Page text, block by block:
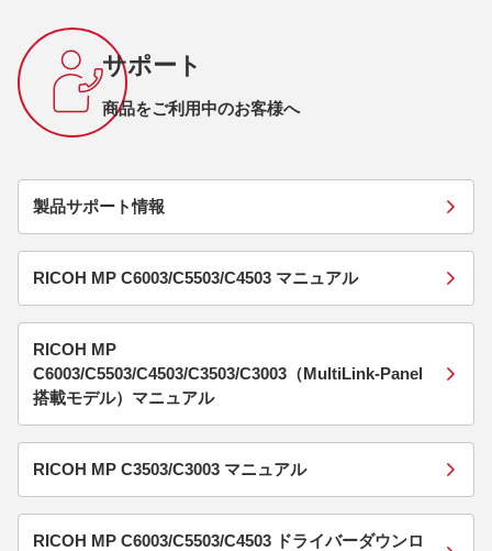
サポート
商品をご利用中のお客様へ
製品サポート情報
RICOH MP C6003/C5503/C4503 マニュアル
RICOH MP
C6003/C5503/C4503/C3503/C3003（MultiLink-Panel
搭載モデル）マニュアル
RICOH MP C3503/C3003 マニュアル
RICOH MP C6003/C5503/C4503 ドライバーダウンロ